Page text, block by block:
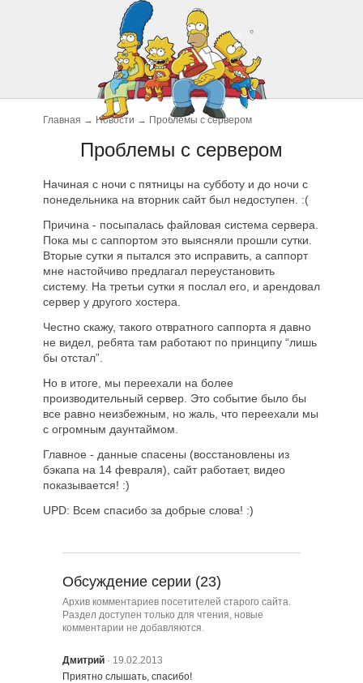
Главная → Новости → Проблемы с сервером
Проблемы с сервером
Начиная с ночи с пятницы на субботу и до ночи с
понедельника на вторник сайт был недоступен. :(
Причина - посыпалась файловая система сервера.
Пока мы с саппортом это выясняли прошли сутки.
Вторые сутки я пытался это исправить, а саппорт
мне настойчиво предлагал переустановить
систему. На третьи сутки я послал его, и арендовал
сервер у другого хостера.
Честно скажу, такого отвратного саппорта я давно
не видел, ребята там работают по принципу “лишь
бы отстал”.
Но в итоге, мы переехали на более
производительный сервер. Это событие было бы
все равно неизбежным, но жаль, что переехали мы
с огромным даунтаймом.
Главное - данные спасены (восстановлены из
бэкапа на 14 февраля), сайт работает, видео
показывается! :)
UPD: Всем спасибо за добрые слова! :)
Обсуждение серии (23)
Архив комментариев посетителей старого сайта.
Раздел доступен только для чтения, новые
комментарии не добавляются.
Дмитрий · 19.02.2013
Приятно слышать, спасибо!